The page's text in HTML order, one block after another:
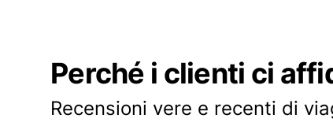
Perché i clienti ci
Recensioni vere e recenti di